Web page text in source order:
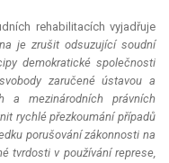
rehabilitacích vyjadřuje
je zrušit odsuzující soudní
demokratické společnosti
zaručené ústavou a
a mezinárodních právních
rychlé přezkoumání případů
porušování zákonnosti na
tvrdosti v používání represe,